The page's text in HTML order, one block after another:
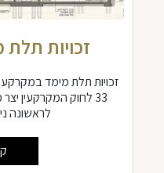
זכויות
33 לחוק המקרקעין
לראשונה